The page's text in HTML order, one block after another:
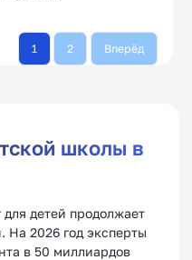
1 2 Вперёд
школы в
детей продолжает
На 2026 год эксперты
в 50 миллиардов